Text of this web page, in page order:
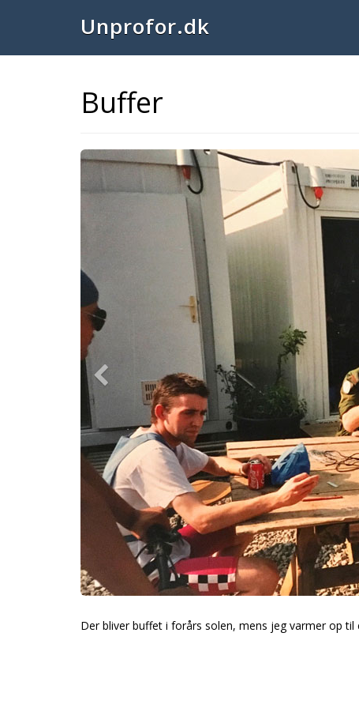
Unprofor.dk
Buffer
Previous
Der bliver buffet i forårs solen, mens jeg varmer op til